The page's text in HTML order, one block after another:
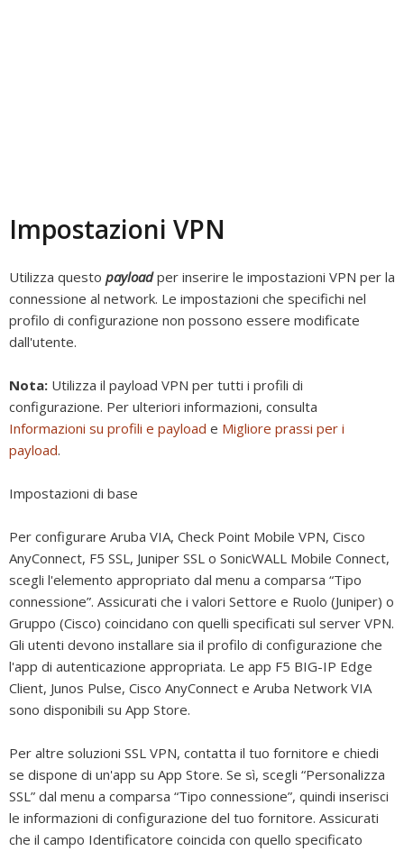
Impostazioni VPN
Utilizza questo payloadper inserire le impostazioni VPN per la
connessione al network. Le impostazioni che specifichi nel
profilo di configurazione non possono essere modificate
dall'utente.
Nota: Utilizza il payload VPN per tutti i profili di
configurazione. Per ulteriori informazioni, consulta
Informazioni su profili e payload e Migliore prassi per i
payload.
Impostazioni di base
Per configurare Aruba VIA, Check Point Mobile VPN, Cisco
AnyConnect, F5 SSL, Juniper SSL o SonicWALL Mobile Connect,
scegli l'elemento appropriato dal menu a comparsa “Tipo
connessione”. Assicurati che i valori Settore e Ruolo (Juniper) o
Gruppo (Cisco) coincidano con quelli specificati sul server VPN.
Gli utenti devono installare sia il profilo di configurazione che
l'app di autenticazione appropriata. Le app F5 BIG-IP Edge
Client, Junos Pulse, Cisco AnyConnect e Aruba Network VIA
sono disponibili su App Store.
Per altre soluzioni SSL VPN, contatta il tuo fornitore e chiedi
se dispone di un'app su App Store. Se sì, scegli “Personalizza
SSL” dal menu a comparsa “Tipo connessione”, quindi inserisci
le informazioni di configurazione del tuo fornitore. Assicurati
che il campo Identificatore coincida con quello specificato